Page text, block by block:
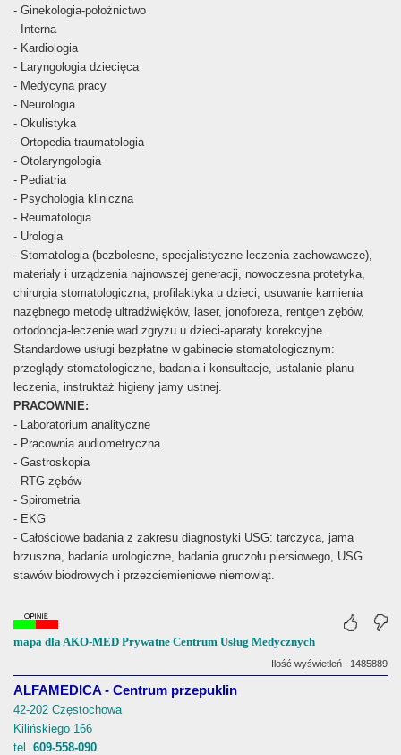
- Ginekologia-położnictwo
- Interna
- Kardiologia
- Laryngologia dziecięca
- Medycyna pracy
- Neurologia
- Okulistyka
- Ortopedia-traumatologia
- Otolaryngologia
- Pediatria
- Psychologia kliniczna
- Reumatologia
- Urologia
- Stomatologia (bezbolesne, specjalistyczne leczenia zachowawcze),
materiały i urządzenia najnowszej generacji, nowoczesna protetyka,
chirurgia stomatologiczna, profilaktyka u dzieci, usuwanie kamienia
nazębnego metodę ultradźwięków, laser, jonoforeza, rentgen zębów,
ortodoncja-leczenie wad zgryzu u dzieci-aparaty korekcyjne.
Standardowe usługi bezpłatne w gabinecie stomatologicznym:
przeglądy stomatologiczne, badania i konsultacje, ustalanie planu
leczenia, instruktaż higieny jamy ustnej.
PRACOWNIE:
- Laboratorium analityczne
- Pracownia audiometryczna
- Gastroskopia
- RTG zębów
- Spirometria
- EKG
- Całościowe badania z zakresu diagnostyki USG: tarczyca, jama
brzuszna, badania urologiczne, badania gruczołu piersiowego, USG
stawów biodrowych i przezciemieniowe niemowląt.
mapa dla AKO-MED Prywatne Centrum Usług Medycznych
Ilość wyświetleń : 1485889
ALFAMEDICA - Centrum przepuklin
42-202 Częstochowa
Kilińskiego 166
tel. 609-558-090